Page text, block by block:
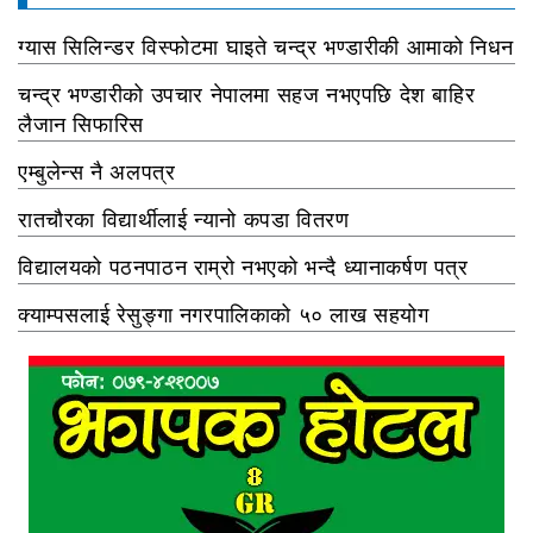
ग्यास सिलिन्डर विस्फोटमा घाइते चन्द्र भण्डारीकी आमाको निधन
चन्द्र भण्डारीको उपचार नेपालमा सहज नभएपछि देश बाहिर
लैजान सिफारिस
एम्बुलेन्स नै अलपत्र
रातचौरका विद्यार्थीलाई न्यानो कपडा वितरण
विद्यालयको पठनपाठन राम्रो नभएको भन्दै ध्यानाकर्षण पत्र
क्याम्पसलाई रेसुङ्गा नगरपालिकाको ५० लाख सहयोग